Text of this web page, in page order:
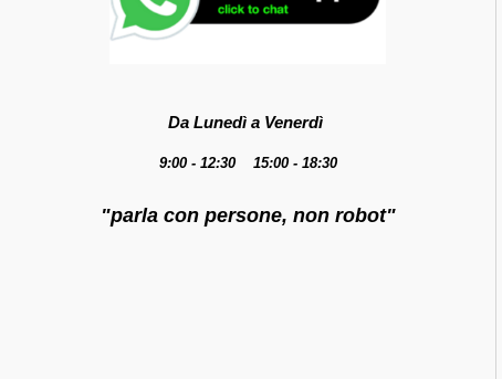
Da Lunedì a Venerdì
9:00 - 12:30 15:00 - 18:30
"parla con persone, non robot"